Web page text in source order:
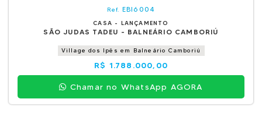
Ref. EBI6004
CASA - LANÇAMENTO
SÃO JUDAS TADEU - BALNEÁRIO CAMBORIÚ
Village dos Ipês em Balneário Camboriú
R$ 1.788.000,00
Chamar no WhatsApp AGORA